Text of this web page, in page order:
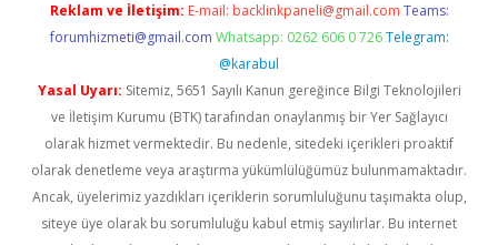
Reklam ve İletişim: E-mail: backlinkpaneli@gmail.com Teams:
forumhizmeti@gmail.com Whatsapp: 0262 606 0 726 Telegram:
@karabul
Yasal Uyarı: Sitemiz, 5651 Sayılı Kanun gereğince Bilgi Teknolojileri
ve İletişim Kurumu (BTK) tarafından onaylanmış bir Yer Sağlayıcı
olarak hizmet vermektedir. Bu nedenle, sitedeki içerikleri proaktif
olarak denetleme veya araştırma yükümlülüğümüz bulunmamaktadır.
Ancak, üyelerimiz yazdıkları içeriklerin sorumluluğunu taşımakta olup,
siteye üye olarak bu sorumluluğu kabul etmiş sayılırlar. Bu internet